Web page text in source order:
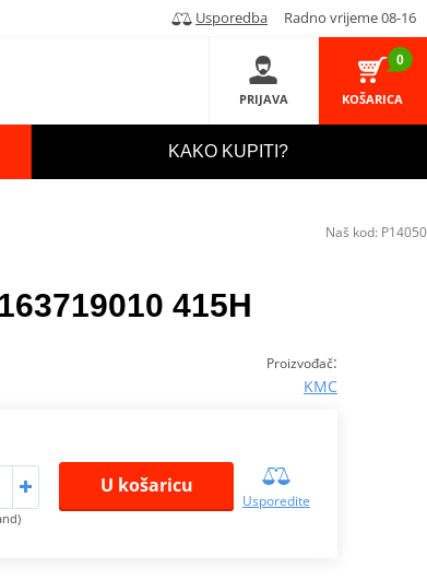
Usporedba Radno vrijeme 08-16
PRIJAVA
0
KOŠARICA
KAKO KUPITI?
415H
Proizvođač:
KMC
U košaricu
Usporedite
Naš kod: P14050